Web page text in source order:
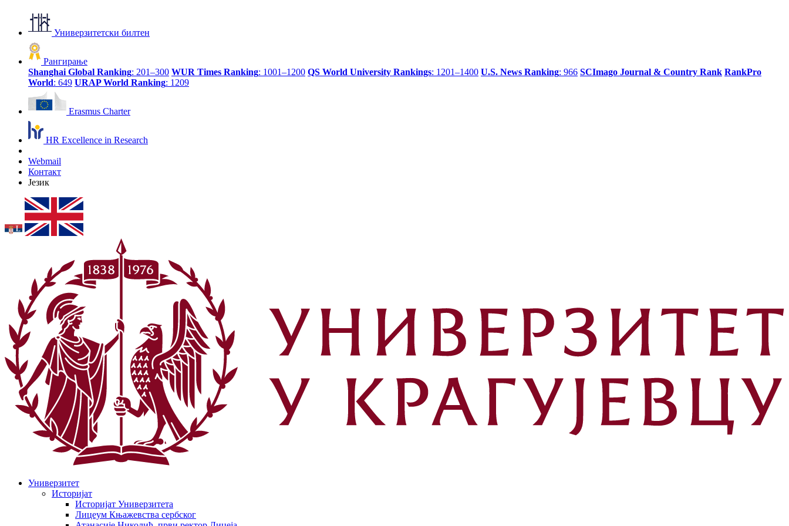
Универзитетски билтен
Рангирање
Shanghai Global Ranking: 201–300 WUR Times Ranking: 1001–1200 QS World University Rankings: 1201–1400 U.S. News Ranking: 966 SCImago Journal & Country Rank RankPro
World: 649 URAP World Ranking: 1209
Erasmus Charter
HR Excellence in Research
Webmail
Контакт
Језик
Универзитет
Историјат
Историјат Универзитета
Лицеум Књажевства сербског